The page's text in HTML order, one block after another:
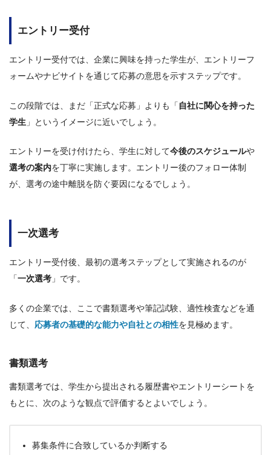
エントリー受付
エントリー受付では、企業に興味を持った学生が、エントリーフ
ォームやナビサイトを通じて応募の意思を示すステップです。
この段階では、まだ「正式な応募」よりも「 自社に関心を持った
学生 」というイメージに近いでしょう。
エントリーを受け付けたら、学生に対して今後のスケジュールや
選考の案内を丁寧に実施します。エントリー後のフォロー体制
が、選考の途中離脱を防ぐ要因になるでしょう。
一次選考
エントリー受付後、最初の選考ステップとして実施されるのが
「一次選考 」です。
多くの企業では、ここで書類選考や筆記試験、適性検査などを通
じて、 応募者の基礎的な能力や自社との相性を見極めます。
書類選考
書類選考では、学生から提出される履歴書やエントリーシートを
もとに、次のような観点で評価するとよいでしょう。
募集条件に合致しているか判断する